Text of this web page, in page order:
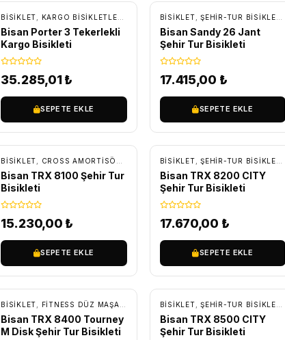
BİSİKLET KARGO BISIKLETLER ŞEHIR-TUR BISIKLETLERI
Bisan Porter 3 Tekerlekli
Kargo Bisikleti
35.285,01₺
SEPETE EKLE
BİSİKLET ŞEHIR-TUR BISIKLETLERI
Bisan Sandy 26 Jant
Şehir Tur Bisikleti
17.415,00 ₺
SEPETE EKLE
BİSİKLET CROSS AMORTISÖRLÜ BISIKLETLER ,ŞEHIR-TUR BISIKLETLERI
Bisan TRX 8100 Şehir Tur
Bisikleti
15.230,00 ₺
SEPETE EKLE
BİSİKLET ŞEHIR-TUR BISIKLETLERI
Bisan TRX 8200 CITY
Şehir Tur Bisikleti
17.670,00 ₺
SEPETE EKLE
BİSİKLET FITNESS DÜZ MAŞA BISIKLETLER ,ŞEHIR-TUR BISIKLETLERI
Bisan TRX 8400 Tourney
M Disk Şehir Tur Bisikleti
BİSİKLET ŞEHIR-TUR BISIKLETLERI
Bisan TRX 8500 CITY
Şehir Tur Bisikleti